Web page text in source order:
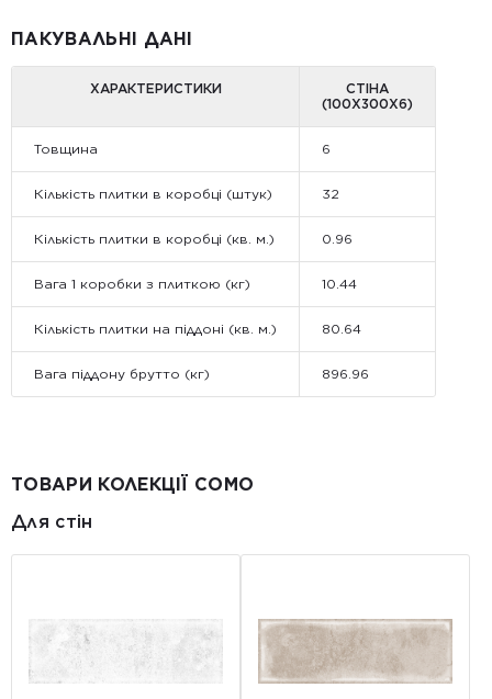
ПАКУВАЛЬНІ ДАНІ
ХАРАКТЕРИСТИКИ
СТІНА
(100Х300Х6)
Товщина 6
Кількість плитки в коробці (штук) 32
Кількість плитки в коробці (кв. м.) 0.96
Вага 1 коробки з плиткою (кг) 10.44
Кількість плитки на піддоні (кв. м.) 80.64
Вага піддону брутто (кг) 896.96
ТОВАРИ КОЛЕКЦІЇ COMO
Для стін